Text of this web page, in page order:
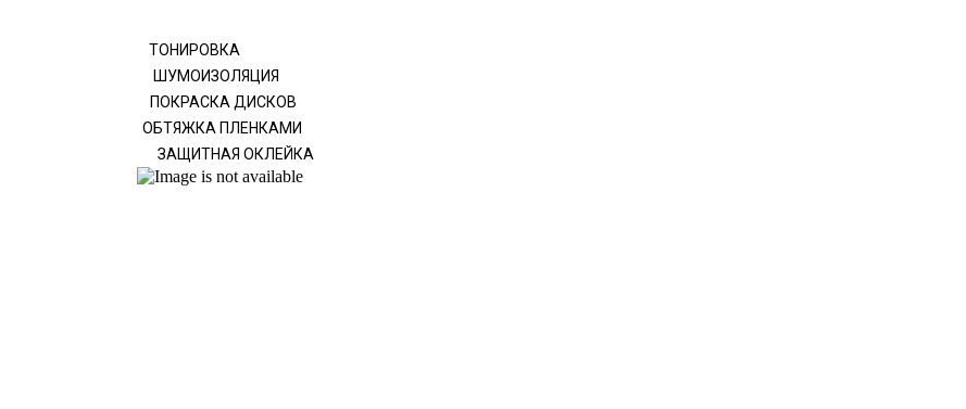
ТОНИРОВКА
ШУМОИЗОЛЯЦИЯ
ПОКРАСКА ДИСКОВ
ОБТЯЖКА ПЛЕНКАМИ
ЗАЩИТНАЯ ОКЛЕЙКА